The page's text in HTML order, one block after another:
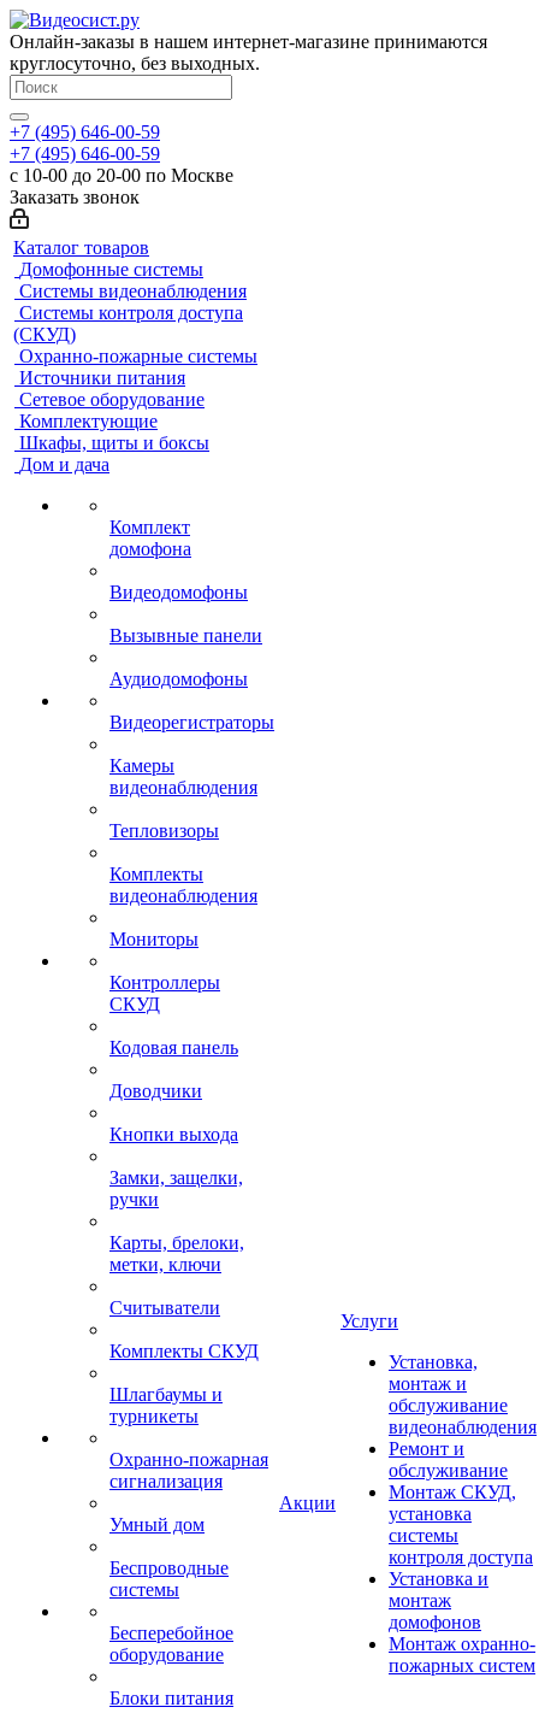
Онлайн-заказы в нашем интернет-магазине принимаются
круглосуточно, без выходных.
+7 (495) 646-00-59
+7 (495) 646-00-59
с 10-00 до 20-00 по Москве
Заказать звонок
Каталог товаров
Домофонные системы
Системы видеонаблюдения
Системы контроля доступа
(СКУД)
Охранно-пожарные системы
Источники питания
Сетевое оборудование
Комплектующие
Шкафы, щиты и боксы
Дом и дача
Комплект
домофона
Видеодомофоны
Вызывные панели
Аудиодомофоны
Видеорегистраторы
Камеры
видеонаблюдения
Тепловизоры
Комплекты
видеонаблюдения
Мониторы
Контроллеры
СКУД
Кодовая панель
Доводчики
Кнопки выхода
Замки, защелки,
ручки
Карты, брелоки,
метки, ключи
Считыватели
Комплекты СКУД
Шлагбаумы и
турникеты
Охранно-пожарная
сигнализация
Умный дом
Беспроводные
системы
Бесперебойное
оборудование
Блоки питания
Акции
Услуги
Установка,
монтаж и
обслуживание
видеонаблюдения
Ремонт и
обслуживание
Монтаж СКУД,
установка
системы
контроля доступа
Установка и
монтаж
домофонов
Монтаж охранно-
пожарных систем